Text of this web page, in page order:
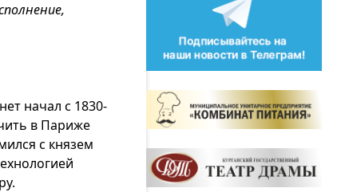
начал с 1830-
в Париже
с князем